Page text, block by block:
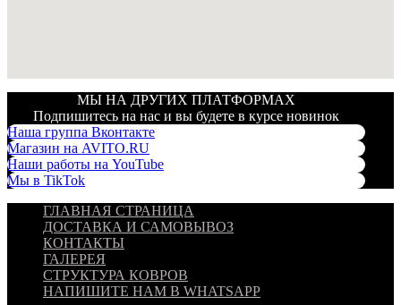
МЫ НА ДРУГИХ ПЛАТФОРМАХ
Подпишитесь на нас и вы будете в курсе новинок
Наша группа Вконтакте
Магазин на AVITO.RU
Наши работы на YouTube
Мы в TikTok
ГЛАВНАЯ СТРАНИЦА
ДОСТАВКА И САМОВЫВОЗ
КОНТАКТЫ
ГАЛЕРЕЯ
СТРУКТУРА КОВРОВ
НАПИШИТЕ НАМ В WHATSAPP